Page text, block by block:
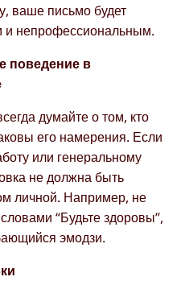
ваше письмо будет
непрофессиональным.
поведение в
думайте о том, кто
его намерения. Если
или генеральному
не должна быть
личной. Например, не
“Будьте здоровы”,
эмодзи.